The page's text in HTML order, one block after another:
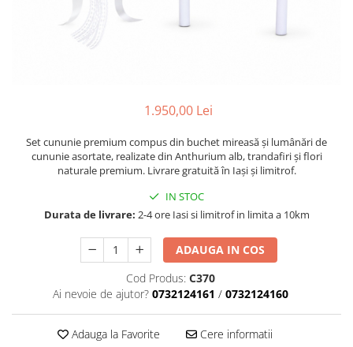
1.950,00 Lei
Set cununie premium compus din buchet mireasă și lumânări de
cununie asortate, realizate din Anthurium alb, trandafiri și flori
naturale premium. Livrare gratuită în Iași și limitrof.
IN STOC
Durata de livrare: 2-4 ore Iasi si limitrof in limita a 10km
ADAUGA IN COS
Cod Produs: C370
Ai nevoie de ajutor? 0732124161 / 0732124160
Adauga la Favorite Cere informatii